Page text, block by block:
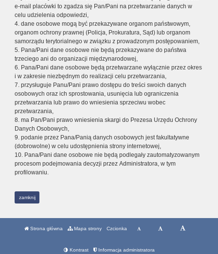
e-mail placówki to zgadza się Pan/Pani na przetwarzanie danych w
celu udzielenia odpowiedzi,
4. dane osobowe mogą być przekazywane organom państwowym,
organom ochrony prawnej (Policja, Prokuratura, Sąd) lub organom
samorządu terytorialnego w związku z prowadzonym postępowaniem,
5. Pana/Pani dane osobowe nie będą przekazywane do państwa
trzeciego ani do organizacji międzynarodowej,
6. Pana/Pani dane osobowe będą przetwarzane wyłącznie przez okres
i w zakresie niezbędnym do realizacji celu przetwarzania,
7. przysługuje Panu/Pani prawo dostępu do treści swoich danych
osobowych oraz ich sprostowania, usunięcia lub ograniczenia
przetwarzania lub prawo do wniesienia sprzeciwu wobec
przetwarzania,
8. ma Pan/Pani prawo wniesienia skargi do Prezesa Urzędu Ochrony
Danych Osobowych,
9. podanie przez Pana/Panią danych osobowych jest fakultatywne
(dobrowolne) w celu udostępnienia strony internetowej,
10. Pana/Pani dane osobowe nie będą podlegały zautomatyzowanym
procesom podejmowania decyzji przez Administratora, w tym
profilowaniu.
zamknij
Strona główna Mapa strony Czcionka
Kontrast Informacja administratora